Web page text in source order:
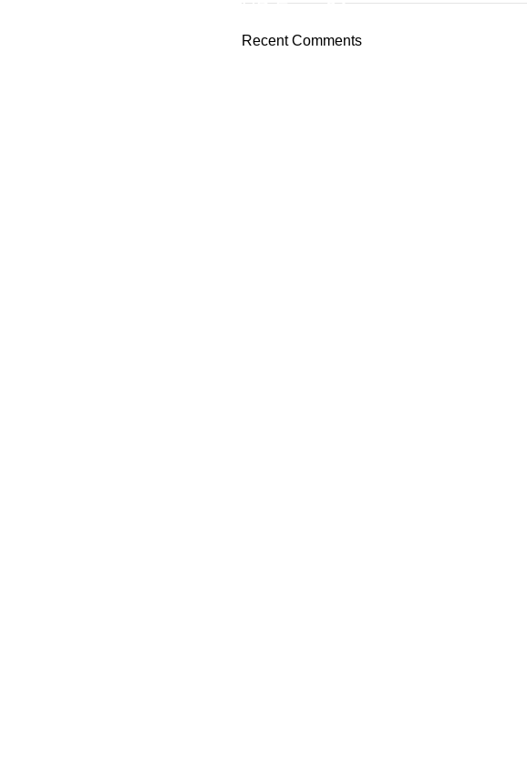
HP Envy 34
Recent Comments